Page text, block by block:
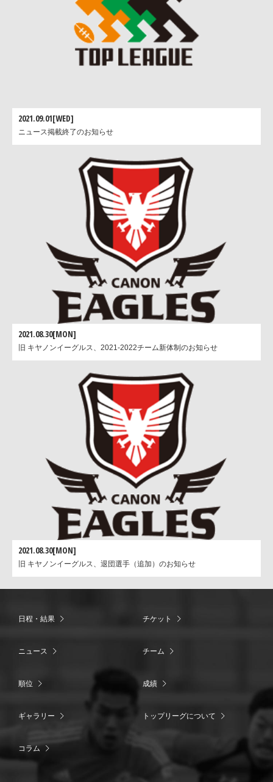
2021.09.01[WED]
ニュース掲載終了のお知らせ
2021.08.30[MON]
旧 キヤノンイーグルス、2021-2022チーム新体制のお知らせ
2021.08.30[MON]
旧 キヤノンイーグルス、退団選手（追加）のお知らせ
日程・結果 チケット
ニュース チーム
順位 成績
ギャラリー トップリーグについて
コラム